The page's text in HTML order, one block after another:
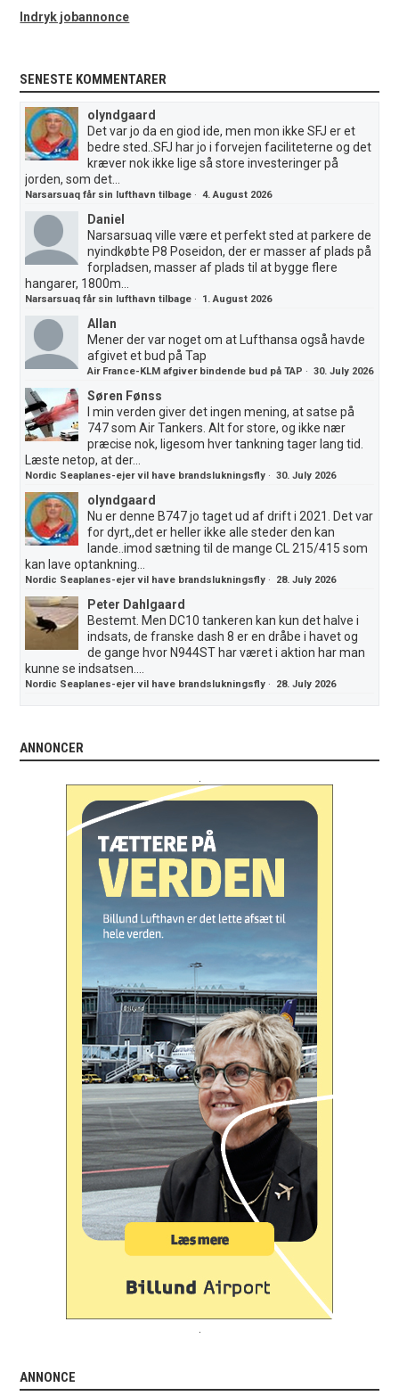
Indryk jobannonce
SENESTE KOMMENTARER
olyndgaard
Det var jo da en giod ide, men mon ikke SFJ er et
bedre sted..SFJ har jo i forvejen faciliteterne og det
kræver nok ikke lige så store investeringer på
jorden, som det...
Narsarsuaq får sin lufthavn tilbage ·4. August 2026
Daniel
Narsarsuaq ville være et perfekt sted at parkere de
nyindkøbte P8 Poseidon, der er masser af plads på
forpladsen, masser af plads til at bygge flere
hangarer, 1800m...
Narsarsuaq får sin lufthavn tilbage · 1. August 2026
Allan
Mener der var noget om at Lufthansa også havde
afgivet et bud på Tap
Air France-KLM afgiver bindende bud på TAP ·30. July 2026
Søren Fønss
I min verden giver det ingen mening, at satse på
747 som Air Tankers. Alt for store, og ikke nær
præcise nok, ligesom hver tankning tager lang tid.
Læste netop, at der...
Nordic Seaplanes-ejer vil have brandslukningsfly ·30. July 2026
olyndgaard
Nu er denne B747 jo taget ud af drift i 2021. Det var
for dyrt,,det er heller ikke alle steder den kan
lande..imod sætning til de mange CL 215/415 som
kan lave optankning...
Nordic Seaplanes-ejer vil have brandslukningsfly · 28. July 2026
Peter Dahlgaard
Bestemt. Men DC10 tankeren kan kun det halve i
indsats, de franske dash 8 er en dråbe i havet og
de gange hvor N944ST har været i aktion har man
kunne se indsatsen....
Nordic Seaplanes-ejer vil have brandslukningsfly · 28. July 2026
ANNONCER
ANNONCE